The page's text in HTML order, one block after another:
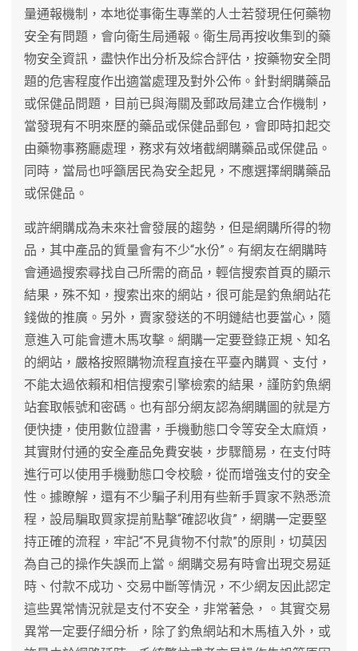
量通報機制，本地從事衛生專業的人士若發現任何藥物
安全有問題，會向衛生局通報。衛生局再按收集到的藥
物安全資訊，盡快作出分析及綜合評估，按藥物安全問
題的危害程度作出適當處理及對外公佈。針對網購藥品
或保健品問題，目前已與海關及郵政局建立合作機制，
當發現有不明來歷的藥品或保健品郵包，會即時扣起交
由藥物事務廳處理，務求有效堵截網購藥品或保健品。
同時，當局也呼籲居民為安全起見，不應選擇網購藥品
或保健品。
或許網購成為未來社會發展的趨勢，但是網購所得的物
品，其中產品的質量會有不少“水份”。有網友在網購時
會通過搜索尋找自己所需的商品，輕信搜索首頁的顯示
結果，殊不知，搜索出來的網站，很可能是釣魚網站花
錢做的推廣。另外，賣家發送的不明鏈結也要當心，隨
意進入可能會遭木馬攻擊。網購一定要登錄正規、知名
的網站，嚴格按照購物流程直接在平臺內購買、支付，
不能太過依賴和相信搜索引擎檢索的結果，謹防釣魚網
站套取帳號和密碼。也有部分網友認為網購圖的就是方
便快捷，使用數位證書，手機動態口令等安全太麻煩，
其實財付通的安全產品免費安裝，步驟簡易，在支付時
進行可以使用手機動態口令校驗，從而增強支付的安全
性。據瞭解，還有不少騙子利用有些新手買家不熟悉流
程，設局騙取買家提前點擊“確認收貨”，網購一定要堅
持正確的流程，牢記“不見貨物不付款”的原則，切莫因
為自己的操作失誤而上當。網購交易有時會出現交易延
時、付款不成功、交易中斷等情況，不少網友因此認定
這些異常情況就是支付不安全，非常著急，。其實交易
異常一定要仔細分析，除了釣魚網站和木馬植入外，或